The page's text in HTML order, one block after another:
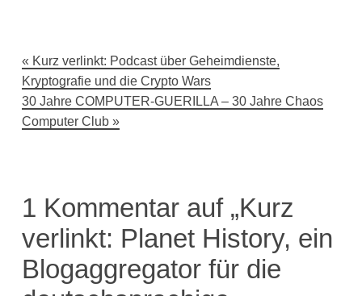
Beitragsnavigation
Kurz verlinkt: Podcast über Geheimdienste,
Kryptografie und die Crypto Wars
30 Jahre COMPUTER-GUERILLA – 30 Jahre Chaos
Computer Club
1 Kommentar auf „Kurz
verlinkt: Planet History, ein
Blogaggregator für die